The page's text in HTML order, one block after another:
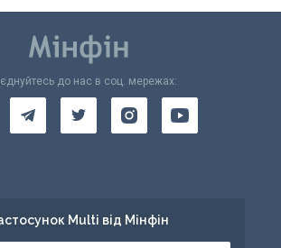
до нас в соц. мережах:
Multi від Мінфін